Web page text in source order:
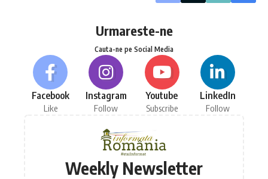
Urmareste-ne
Cauta-ne pe Social Media
Facebook
Like
Instagram
Follow
Youtube
Subscribe
LinkedIn
Follow
Weekly Newsletter